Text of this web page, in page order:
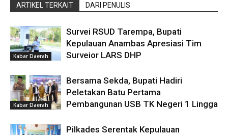
ARTIKEL TERKAIT DARI PENULIS
Kabar Daerah
Survei RSUD Tarempa, Bupati
Kepulauan Anambas Apresiasi Tim
Surveior LARS DHP
Kabar Daerah
Bersama Sekda, Bupati Hadiri
Peletakan Batu Pertama
Pembangunan USB TK Negeri 1 Lingga
Pilkades Serentak Kepulauan